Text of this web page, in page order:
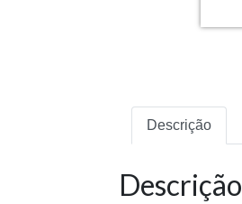
Descrição
Descrição